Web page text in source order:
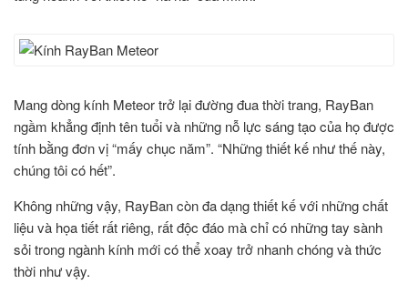
Mang dòng kính Meteor trở lại đường đua thời trang, RayBan
ngầm khẳng định tên tuổi và những nỗ lực sáng tạo của họ được
tính bằng đơn vị “mấy chục năm”. “Những thiết kế như thế này,
chúng tôi có hết”.
Không những vậy, RayBan còn đa dạng thiết kế với những chất
liệu và họa tiết rất riêng, rất độc đáo mà chỉ có những tay sành
sỏi trong ngành kính mới có thể xoay trở nhanh chóng và thức
thời như vậy.